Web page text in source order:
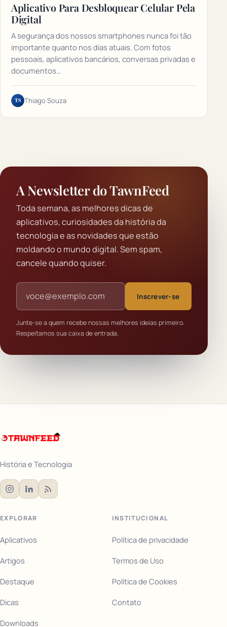
Aplicativo Para Desbloquear Celular Pela
Digital
A segurança dos nossos smartphones nunca foi tão
importante quanto nos dias atuais. Com fotos
pessoais, aplicativos bancários, conversas privadas e
documentos…
TS Thiago Souza
A Newsletter do TawnFeed
Toda semana, as melhores dicas de
aplicativos, curiosidades da história da
tecnologia e as novidades que estão
moldando o mundo digital. Sem spam,
cancele quando quiser.
Endereço de e-mail
Inscrever-se
Junte-se a quem recebe nossas melhores ideias primeiro.
Respeitamos sua caixa de entrada.
História e Tecnologia
EXPLORAR
Aplicativos
Artigos
Destaque
Dicas
Downloads
INSTITUCIONAL
Política de privacidade
Termos de Uso
Política de Cookies
Contato